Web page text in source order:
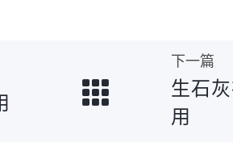
下一篇
生石
用